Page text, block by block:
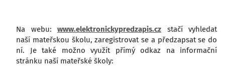
Na webu: www.elektronickypredzapis.cz stačí vyhledat
naší mateřskou školu, zaregistrovat se a předzapsat se do
ní. Je také možno využít přímý odkaz na informační
stránku naší mateřské školy: